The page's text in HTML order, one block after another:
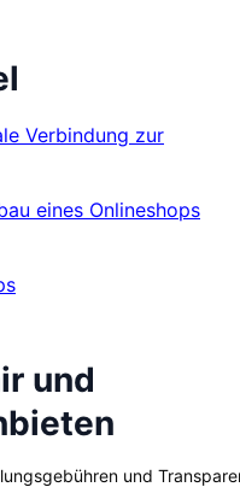
Verbindung zur
eines Onlineshops
und
und